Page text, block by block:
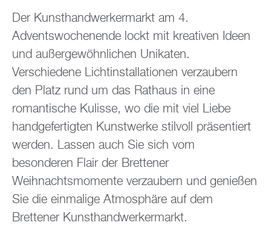
Der Kunsthandwerkermarkt am 4.
Adventswochenende lockt mit kreativen Ideen
und außergewöhnlichen Unikaten.
Verschiedene Lichtinstallationen verzaubern
den Platz rund um das Rathaus in eine
romantische Kulisse, wo die mit viel Liebe
handgefertigten Kunstwerke stilvoll präsentiert
werden. Lassen auch Sie sich vom
besonderen Flair der Brettener
Weihnachtsmomente verzaubern und genießen
Sie die einmalige Atmosphäre auf dem
Brettener Kunsthandwerkermarkt.